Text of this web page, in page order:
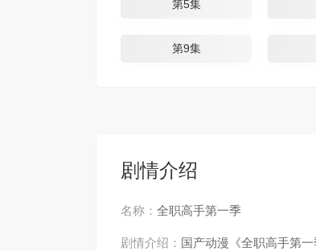
第5集
第9集
剧情介绍
名称： 全职高手第一季
剧情介绍： 国产动漫《全职高手第